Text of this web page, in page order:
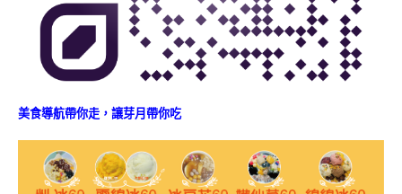
美食導航帶你走，讓芽月帶你吃